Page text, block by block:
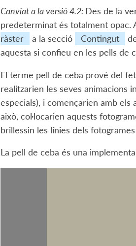
Canviat a la versió 4.2: Des de la
predeterminat és totalment opac.
ràster
a la secció Contingut
aquesta si confieu en les pells de
El terme pell de ceba prové del
realitzarien les seves animacions
especials), i començarien amb
això, col·locarien aquests
brillessin les línies dels
La pell de ceba és una